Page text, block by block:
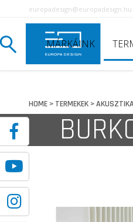
europadesign@europadesign.hu
MÁRKÁINK
HOME> TERMEKEK>